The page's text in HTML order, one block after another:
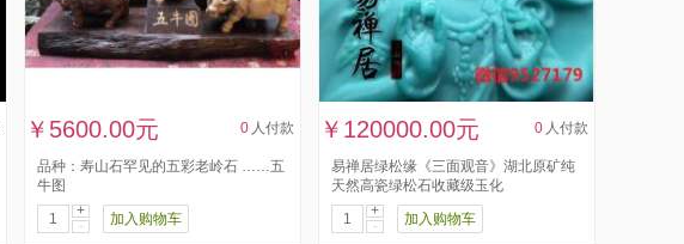
￥5600.00元 0 人付款
品种：寿山石罕见的五彩老岭石 ……五
牛图
+
-
加入购物车
￥120000.00元 0 人付款
易禅居绿松缘《三面观音》湖北原矿纯
天然高瓷绿松石收藏级玉化
+
-
加入购物车